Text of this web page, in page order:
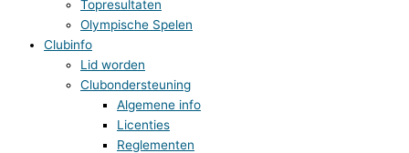
Topresultaten
Olympische Spelen
Clubinfo
Lid worden
Clubondersteuning
Algemene info
Licenties
Reglementen